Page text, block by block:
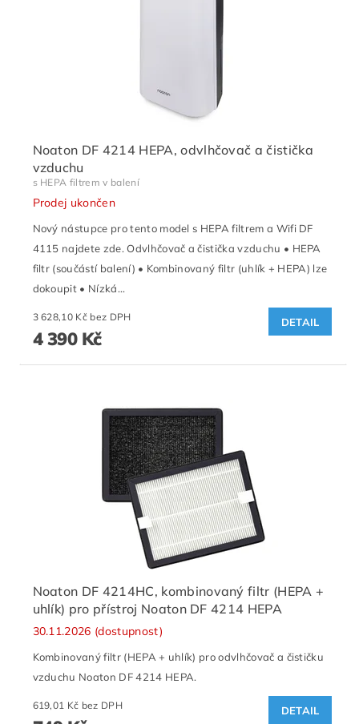
Noaton DF 4214 HEPA, odvlhčovač a čistička
vzduchu
s HEPA filtrem v balení
Prodej ukončen
Nový nástupce pro tento model s HEPA filtrem a Wifi DF
4115 najdete zde. Odvlhčovač a čistička vzduchu • HEPA
filtr (součástí balení) • Kombinovaný filtr (uhlík + HEPA) lze
dokoupit • Nízká...
3 628,10 Kč bez DPH
4 390 Kč
DETAIL
Noaton DF 4214HC, kombinovaný filtr (HEPA +
uhlík) pro přístroj Noaton DF 4214 HEPA
30.11.2026 (dostupnost)
Kombinovaný filtr (HEPA + uhlík) pro odvlhčovač a čističku
vzduchu Noaton DF 4214 HEPA.
619,01 Kč bez DPH DETAIL